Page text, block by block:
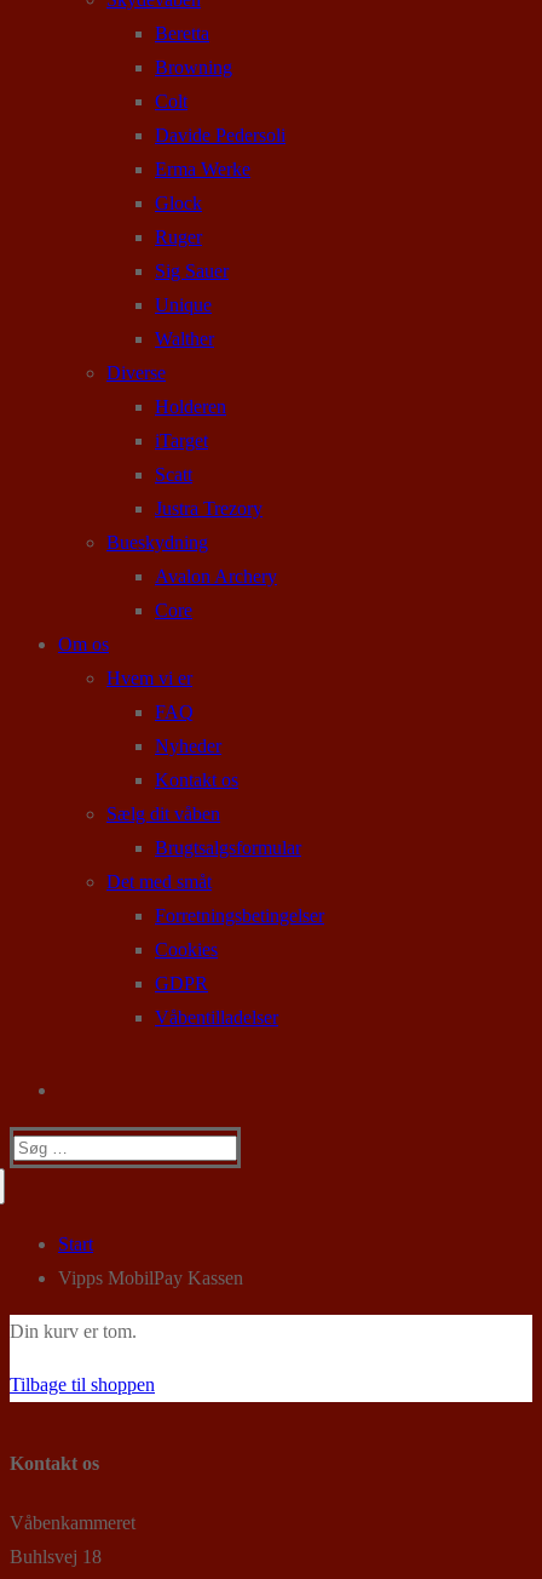
Beretta
Browning
Colt
Davide Pedersoli
Erma Werke
Glock
Ruger
Sig Sauer
Unique
Walther
Diverse
Holderen
iTarget
Scatt
Justra Trezory
Bueskydning
Avalon Archery
Core
Om os
Hvem vi er
FAQ
Nyheder
Kontakt os
Sælg dit våben
Brugtsalgsformular
Det med småt
Forretningsbetingelser
Cookies
GDPR
Våbentilladelser
Søg
Start
Vipps MobilPay Kassen
Din kurv er tom.
Tilbage til shoppen
Kontakt os
Våbenkammeret
Buhlsvej 18